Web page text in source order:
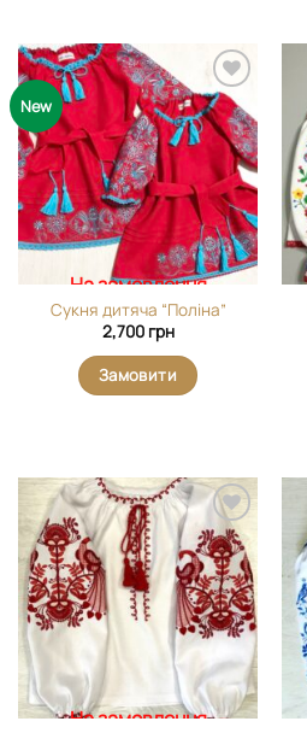
New
Додати
виріб у
вибране
На замовлення
Сукня дитяча “Поліна”
2,700 грн
Замовити
Додати
виріб у
вибране
На замовлення